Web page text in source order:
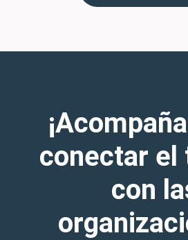
conectar el
con